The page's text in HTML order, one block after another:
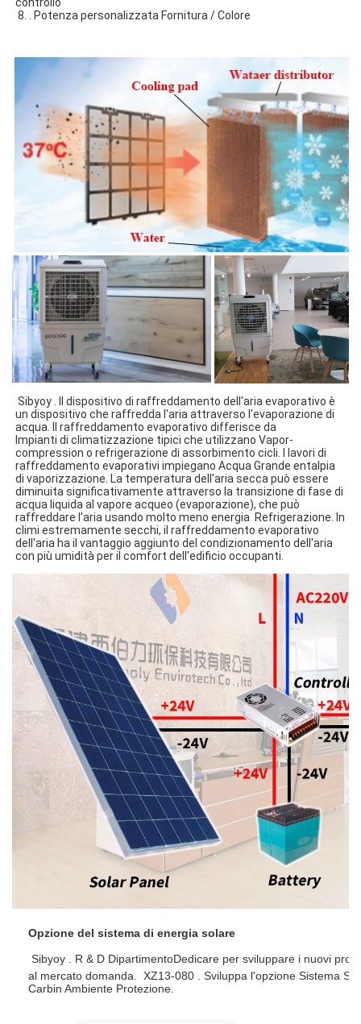
controllo
8. . Potenza personalizzata Fornitura / Colore
un dispositivo che raffredda l'aria attraverso l'evaporazione di
acqua. Il raffreddamento evaporativo differisce da
Impianti di climatizzazione tipici che utilizzano Vapor-
compression o refrigerazione di assorbimento cicli. I lavori di
raffreddamento evaporativi impiegano Acqua Grande entalpia
di vaporizzazione. La temperatura dell'aria secca può essere
diminuita significativamente attraverso la transizione di fase di
acqua liquida al vapore acqueo (evaporazione), che può
raffreddare l'aria usando molto meno energia  Refrigerazione. In
climi estremamente secchi, il raffreddamento evaporativo
dell'aria ha il vantaggio aggiunto del condizionamento dell'aria
con più umidità per il comfort dell'edificio occupanti.
Opzione del sistema di energia solare
Sibyoy . R & D DipartimentoDedicare per sviluppare i nuovi
al mercato domanda.  XZ13-080 . Sviluppa l'opzione Sistema
Carbin Ambiente Protezione.